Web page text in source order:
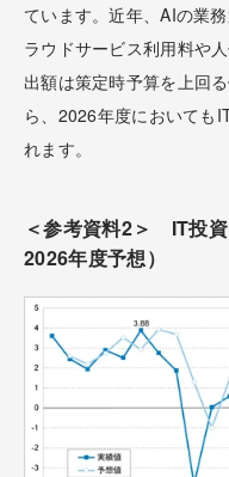
ています。近年、AIの業
ラウドサービス利用料や
出額は策定時予算を上回
ら、2026年度においても
れます。
＜参考資料2＞ IT投
2026年度予想）